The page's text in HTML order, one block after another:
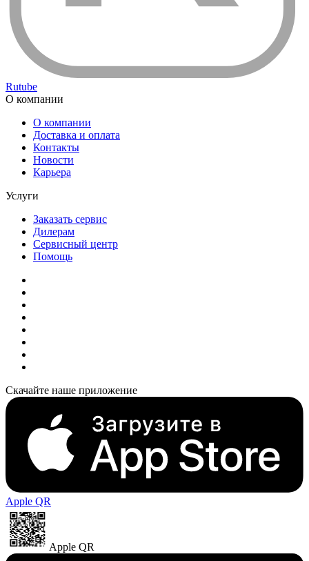
Rutube
О компании
О компании
Доставка и оплата
Контакты
Новости
Карьера
Услуги
Заказать сервис
Дилерам
Сервисный центр
Помощь
Скачайте наше приложение
Apple QR
Apple QR